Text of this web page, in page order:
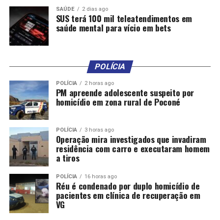
A proximidade das usinas com os ativos que serão
explorados pela Eneva, segundo ele, permitiria reduzir
custos relacionados ao transporte do CO2.
Miranda comentou que quando a Eneva arrematou os
quatro blocos na Bacia do Paraná, no segundo ciclo de
oferta permanente da ANP, em 2021, tinha uma
estratégia bem focada no potencial de gás natural na
região.
A companhia é operadora dos blocos, com 70% de
participação, e tem a Brava — nova petroleira formada
pela fusão entre 3R e Enauta — como sócia.
Resevatórios para usinas
Porém, ao avançar com projetos relacionados à
SAÚDE 2 dias ago
SUS terá 100 mil teleatendimentos em
saúde mental para vício em bets
POLÍCIA
POLÍCIA 2 horas ago
PM apreende adolescente suspeito por
homicídio em zona rural de Poconé
POLÍCIA 3 horas ago
Operação mira investigados que invadiram
residência com carro e executaram homem
a tiros
POLÍCIA 16 horas ago
Réu é condenado por duplo homicídio de
pacientes em clínica de recuperação em
VG